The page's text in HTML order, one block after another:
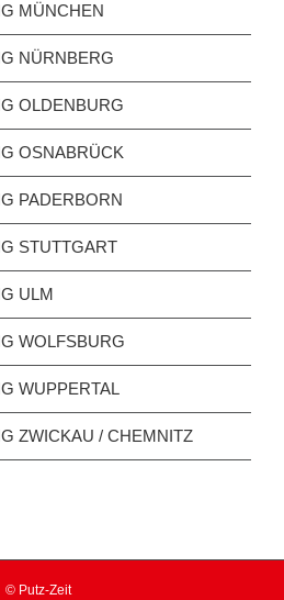
MÜNCHEN
NÜRNBERG
OLDENBURG
OSNABRÜCK
PADERBORN
STUTTGART
ULM
WOLFSBURG
WUPPERTAL
ZWICKAU / CHEMNITZ
© Putz-Zeit